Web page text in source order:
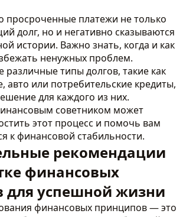
просроченные платежи не только
долг, но и негативно сказываются
истории. Важно знать, когда и как
ненужных проблем.
типы долгов, такие как
авто или потребительские кредиты,
для каждого из них.
советником может
этот процесс и помочь вам
к финансовой стабильности.
рекомендации
финансовых
для успешной жизни
финансовых принципов — это